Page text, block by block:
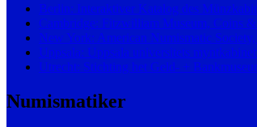
Berlin: Interaktiver Katalog des
Cambridge: Fitzwilliam Museum, Coins
New York: American Numismatic
Uppsala: Uppsala universitets
Utrecht: Stichting het Geld- +
Numismatiker